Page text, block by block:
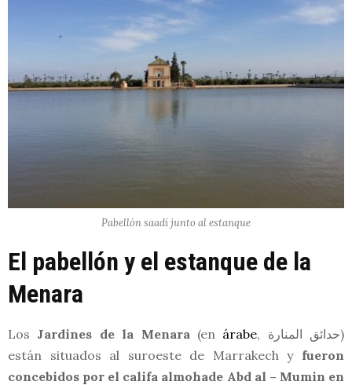
Pabellón saadí junto al estanque
El pabellón y el estanque de la
Menara
Los Jardines de la Menara (en árabe, حدائق المنارة)
están situados al suroeste de Marrakech y fueron
concebidos por el califa almohade Abd al – Mumin en